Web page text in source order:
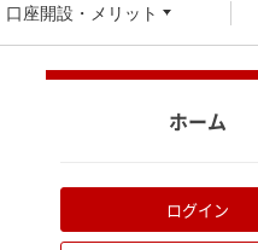
口座開設・メリット
ホーム
ログイン